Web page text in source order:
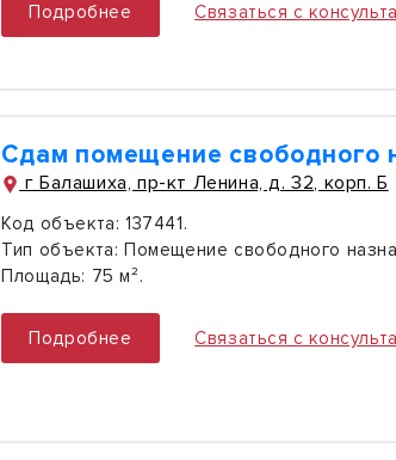
Подробнее Связаться с
Сдам помещение свободного
г Балашиха, пр-кт Ленина, д. 32, корп. Б
Код объекта: 137441.
Тип объекта: Помещение свободного
Площадь: 75 м².
Подробнее Связаться с